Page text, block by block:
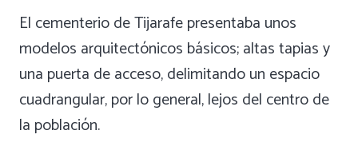
El cementerio de Tijarafe presentaba unos
modelos arquitectónicos básicos; altas tapias y
una puerta de acceso, delimitando un espacio
cuadrangular, por lo general, lejos del centro de
la población.